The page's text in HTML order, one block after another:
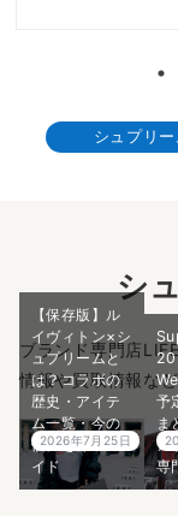
シュプリ
シ
ブランド専門店
情報や買取情報な
【保存版】ル
イヴィトン×シ
ュプリームと
は？コラボの
歴史・アイテ
ム一覧・今の
価値を徹底ガ
イド
2026年7月25日
予
ま
ン
専